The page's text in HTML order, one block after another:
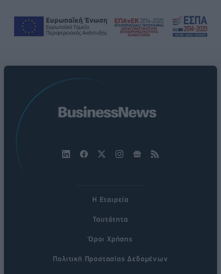
Η Εταιρεία
Ταυτότητα
Όροι Χρήσης
Πολιτική Προστασίας Δεδομένων